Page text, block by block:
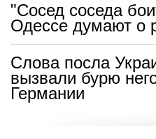
"Сосед соседа
Одессе думают о
Слова посла
вызвали бурю
Германии